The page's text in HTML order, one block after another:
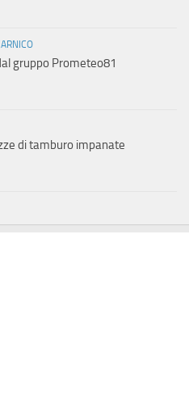
gruppo Prometeo81
di tamburo impanate